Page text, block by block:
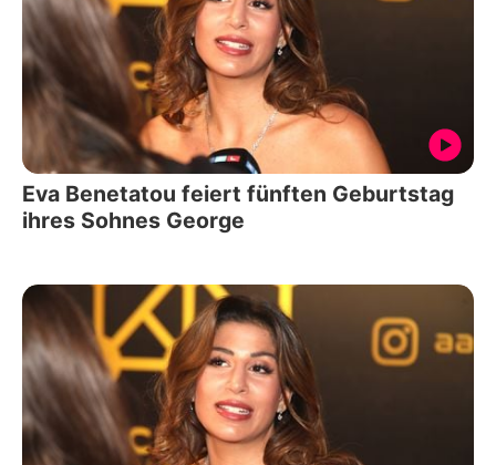
Eva Benetatou feiert fünften Geburtstag
ihres Sohnes George